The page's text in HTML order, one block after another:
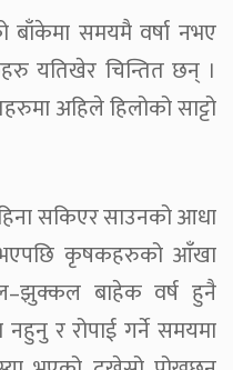
बाँकेमा समयमै वर्षा नभए
यतिखेर चिन्तित छन् ।
अहिले हिलोको साट्टो
सकिएर साउनको आधा
नभएपछि कृषकहरुको आँखा
बाहेक वर्ष हुनै
र रोपाई गर्ने समयमा